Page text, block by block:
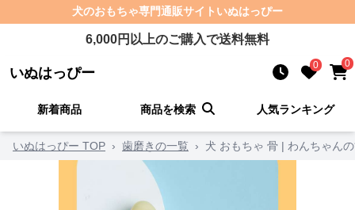
犬のおもちゃ専門通販サイト いぬはっぴー
6,000円以上のご購入で送料無料
いぬはっぴー 0 0
新着商品 商品を検索 人気ランキング
いぬはっぴー TOP › 歯磨きの一覧 › 犬 おもちゃ 骨 | わんちゃん